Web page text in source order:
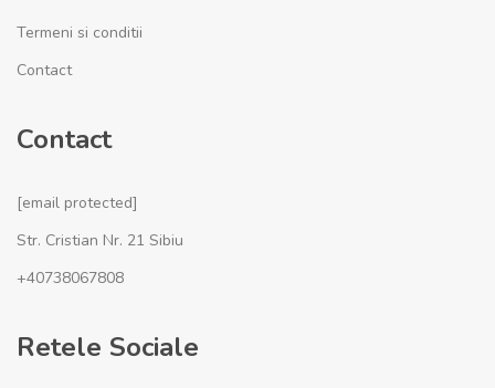
Termeni si conditii
Contact
Contact
[email protected]
Str. Cristian Nr. 21 Sibiu
+40738067808
Retele Sociale